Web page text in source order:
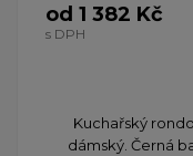
od 1 382 Kč
s DPH
Kuchařský
dámský. Černá